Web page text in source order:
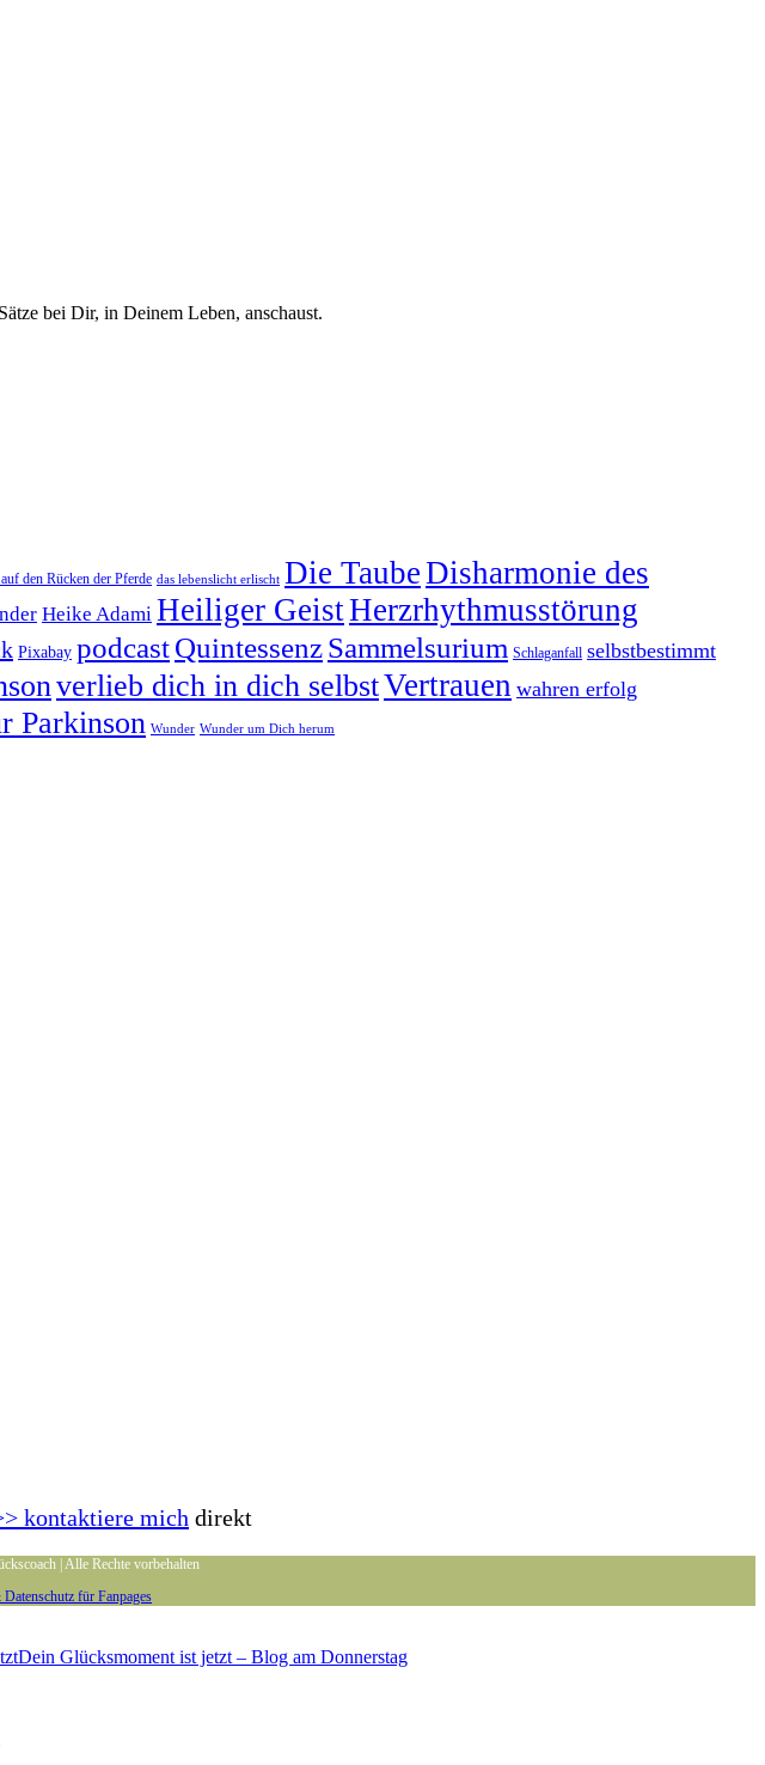
bei Dir, in Deinem Leben, anschaust.
den Rücken der Pferde das lebenslicht erlischt Die TaubeDisharmonie des
Heike Adami Heiliger GeistHerzrhythmusstörung
Pixabay podcastQuintessenzSammelsurium Schlaganfall selbstbestimmt
verlieb dich in dich selbstVertrauen wahren erfolg
Parkinson Wunder Wunder um Dich herum
kontaktiere mich direkt
| Alle Rechte vorbehalten
für Fanpages
Dein Glücksmoment ist jetzt – Blog am Donnerstag